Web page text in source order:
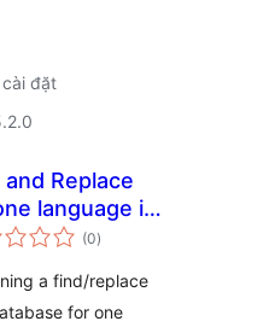
cài đặt
and Replace
language in
(0tổng
đánh
)
a find/replace
for one